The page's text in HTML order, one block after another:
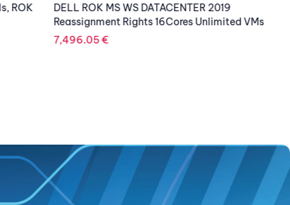
ROK
DELL ROK MS WS DATACENTER 2019
Reassignment Rights 16Cores Unlimited VMs
7,496.05€